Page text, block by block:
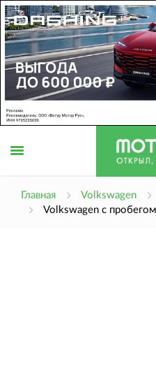
Главная Volkswagen
Volkswagen с